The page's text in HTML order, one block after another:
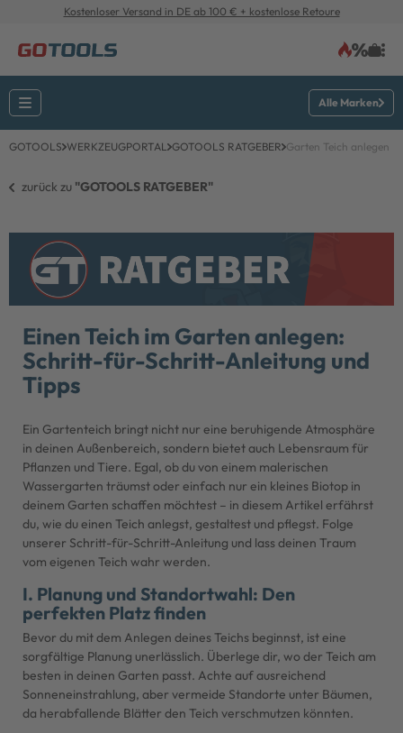
Kostenloser Versand in DE ab 100 € + kostenlose Retoure
Alle Marken
GOTOOLS WERKZEUGPORTAL GOTOOLS RATGEBER Garten Teich anlegen
zurück zu "GOTOOLS RATGEBER"
Einen Teich im Garten anlegen:
Schritt-für-Schritt-Anleitung und
Tipps
Ein Gartenteich bringt nicht nur eine beruhigende Atmosphäre
in deinen Außenbereich, sondern bietet auch Lebensraum für
Pflanzen und Tiere. Egal, ob du von einem malerischen
Wassergarten träumst oder einfach nur ein kleines Biotop in
deinem Garten schaffen möchtest – in diesem Artikel erfährst
du, wie du einen Teich anlegst, gestaltest und pflegst. Folge
unserer Schritt-für-Schritt-Anleitung und lass deinen Traum
vom eigenen Teich wahr werden.
I. Planung und Standortwahl: Den
perfekten Platz finden
Bevor du mit dem Anlegen deines Teichs beginnst, ist eine
sorgfältige Planung unerlässlich. Überlege dir, wo der Teich am
besten in deinen Garten passt. Achte auf ausreichend
Sonneneinstrahlung, aber vermeide Standorte unter Bäumen,
da herabfallende Blätter den Teich verschmutzen könnten.